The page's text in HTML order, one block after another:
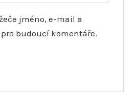
jméno, e-mail a
budoucí komentáře.